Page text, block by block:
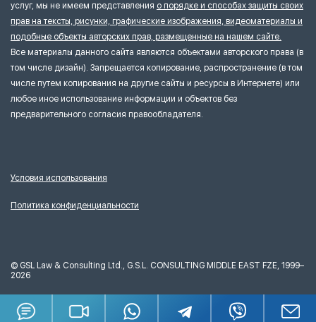
услуг, мы не имеем представления о порядке и способах защиты своих
прав на тексты, рисунки, графические изображения, видеоматериалы и
подобные объекты авторских прав, размещенные на нашем сайте.
Все материалы данного сайта являются объектами авторского права (в
том числе дизайн). Запрещается копирование, распространение (в том
числе путем копирования на другие сайты и ресурсы в Интернете) или
любое иное использование информации и объектов без
предварительного согласия правообладателя.
Условия использования
Политика конфиденциальности
© GSL Law & Consulting Ltd., G.S.L. CONSULTING MIDDLE EAST FZE, 1999–
2026